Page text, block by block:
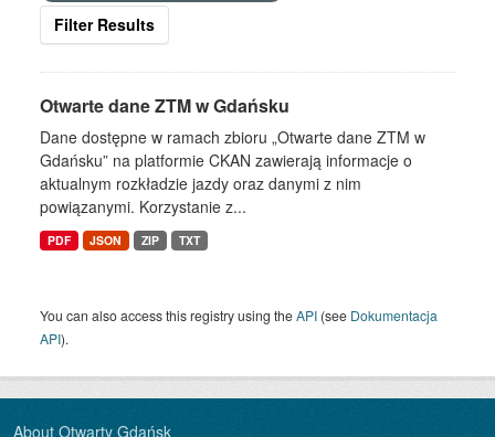
Filter Results
Otwarte dane ZTM w Gdańsku
Dane dostępne w ramach zbioru „Otwarte dane ZTM w
Gdańsku” na platformie CKAN zawierają informacje o
aktualnym rozkładzie jazdy oraz danymi z nim
powiązanymi. Korzystanie z...
PDF JSON ZIP TXT
You can also access this registry using theAPI (see Dokumentacja
API).
About Otwarty Gdańsk